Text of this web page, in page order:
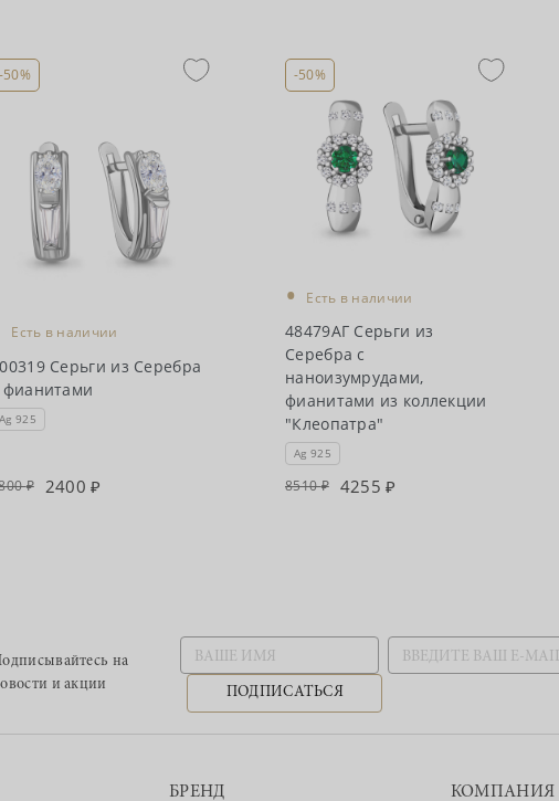
50%
Есть в наличии
Серьги из Серебра
фианитами
Ag 925
2400
-50%
• Есть в наличии
48479АГ Серьги из
Серебра с
наноизумрудами,
фианитами из коллекции
"Клеопатра"
Ag 925
8510 4255
на
и акции
ПОДПИСАТЬСЯ
БРЕНД КОМПАНИЯ